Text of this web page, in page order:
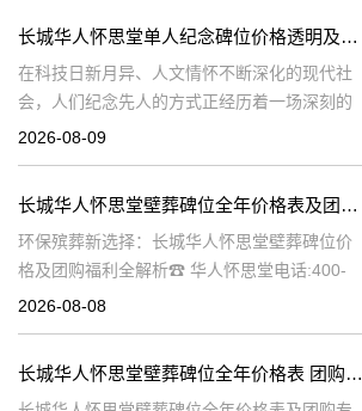
长城华人怀思堂单人纪念碑位价格透明及空间升级活动限时开启详解
在科技日新月异、人文情怀不断深化的现代社
会，人们纪念先人的方式正经历着一场深刻的
变革。科技与人文的交融，为传统的追思仪式
2026-08-09
长城华人怀思堂壁葬碑位全年价格表及团购专属折扣福利详解
环保殡葬新选择：长城华人怀思堂壁葬碑位价
格及团购福利全解析☎ 华人怀思堂电话:400-
838-5063随着现代人对身后事的规划日益细
2026-08-08
长城华人怀思堂壁葬碑位全年价格表 团购享专属折扣福利详解